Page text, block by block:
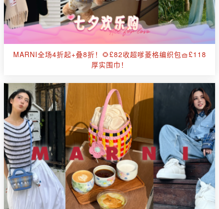
MARNI全场4折起+叠8折！🌻£82收超嗲菱格编织包🧺£118
厚实围巾！